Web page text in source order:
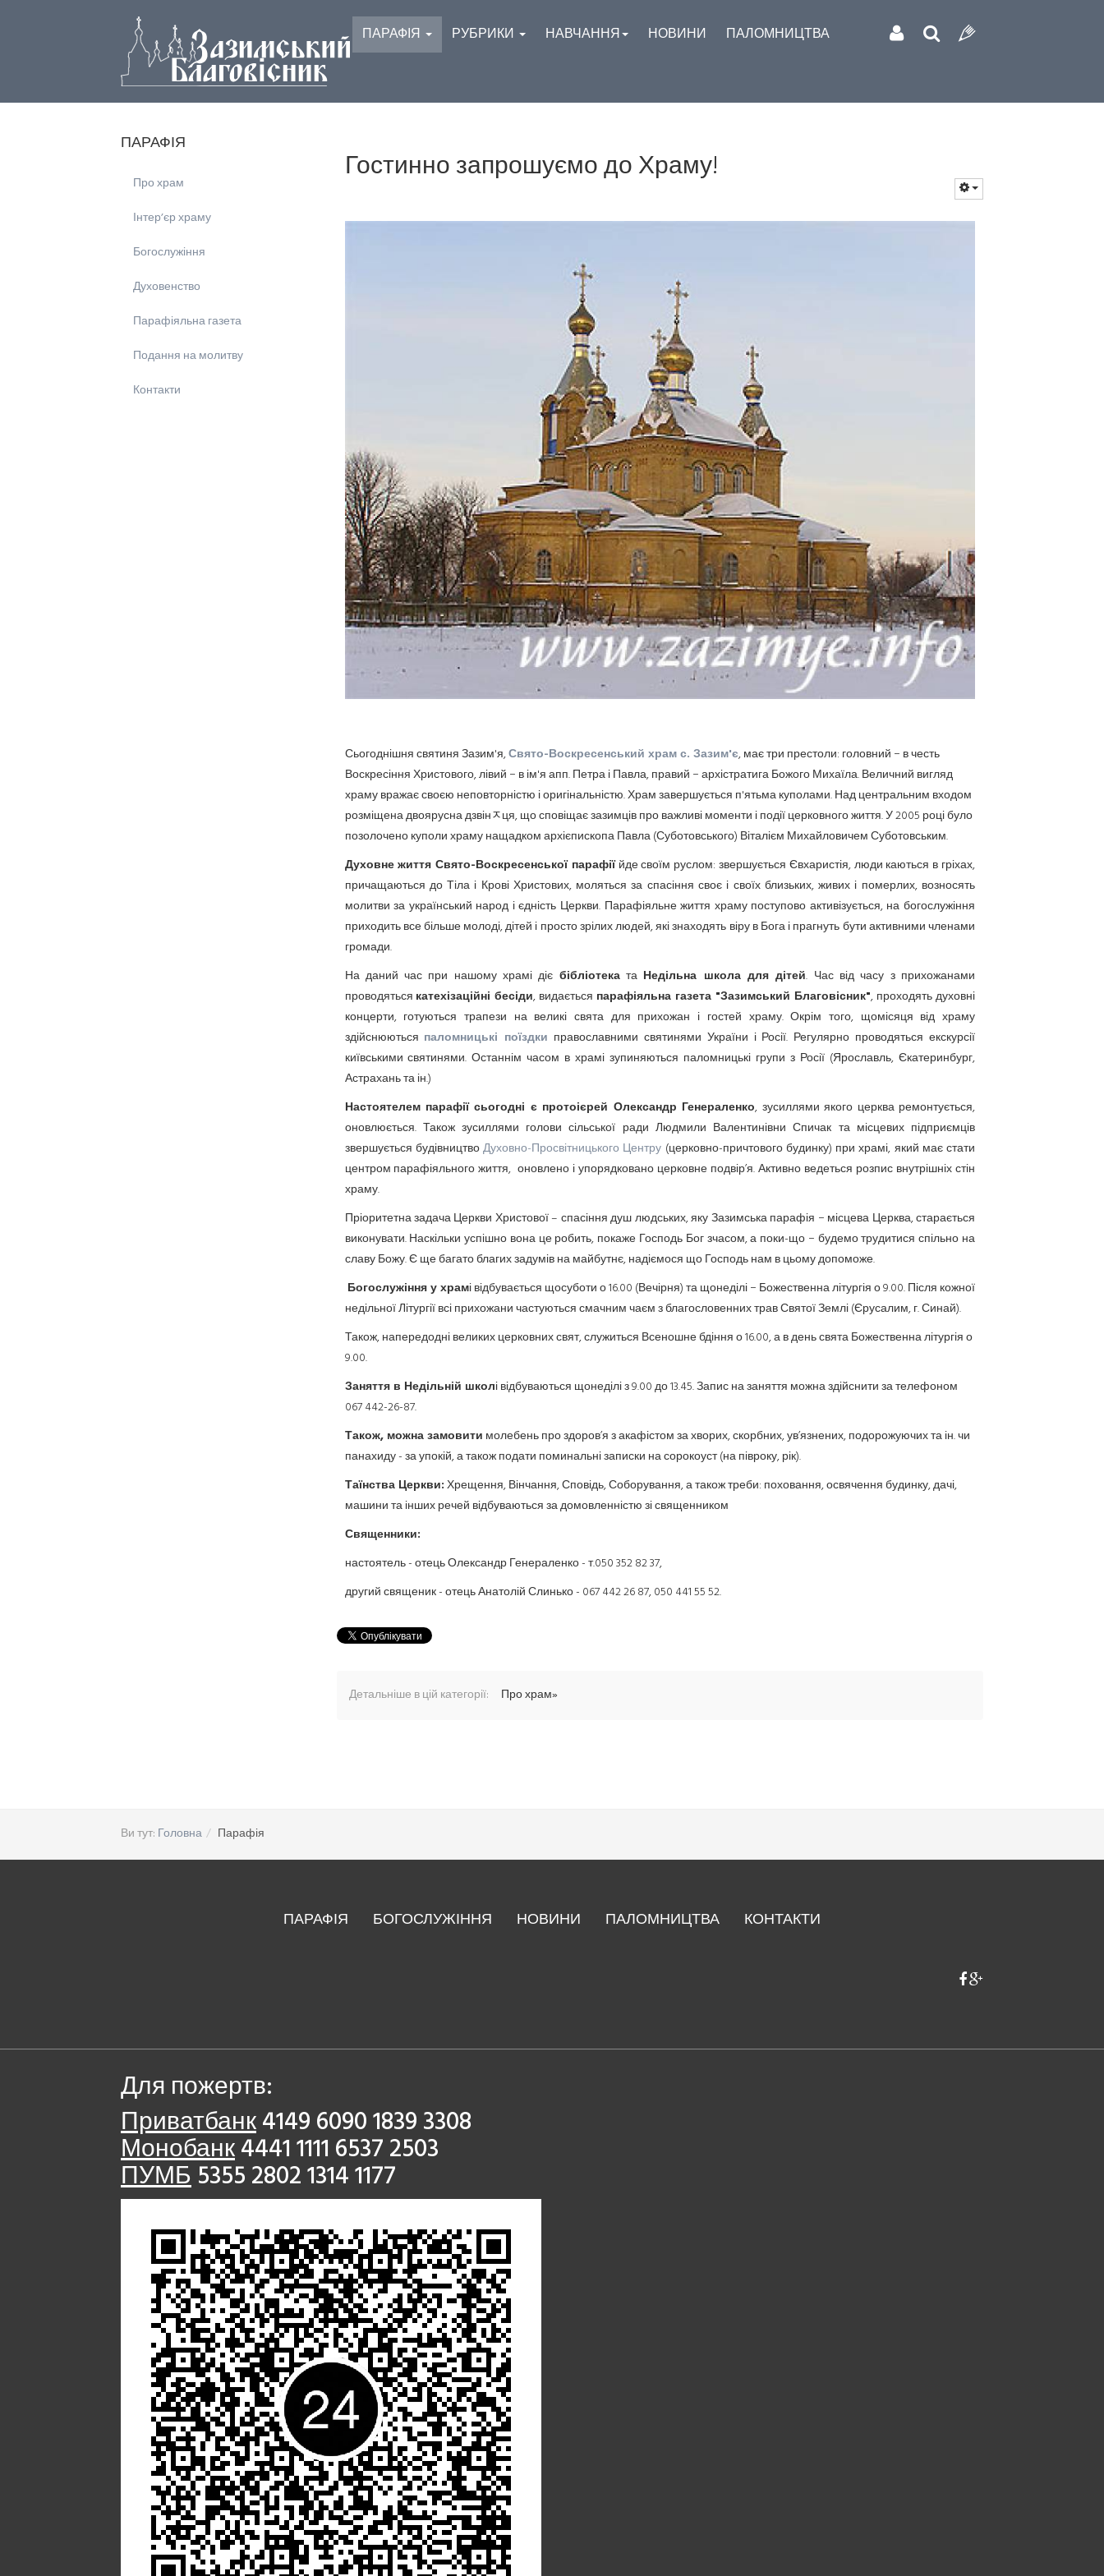
ПАРАФІЯ РУБРИКИ НАВЧАННЯ НОВИНИ ПАЛОМНИЦТВА
Гостинно запрошуємо до Храму!
Сьогоднішня святиня Зазим'я,Свято-Воскресенський храм с. Зазим'є, має три престоли: головний − в честь
Воскресіння Христового, лівий − в ім'я апп. Петра і Павла, правий − архістратига Божого Михаїла. Величний вигляд
храму вражає своєю неповторністю і оригінальністю. Храм завершується п'ятьма куполами. Над центральним входом
розміщена двоярусна дзвінﾸця, що сповіщає зазимців про важливі моменти і події церковного життя. У 2005 році було
позолочено куполи храму нащадком архієпископа Павла (Суботовського) Віталієм Михайловичем Суботовським.
Духовне життя Свято-Воскресенської парафіїйде своїм руслом: звершується Євхаристія, люди каються в гріхах,
причащаються до Тіла і Крові Христових, моляться за спасіння своє і своїх близьких, живих і померлих, возносять
молитви за український народ і єдність Церкви. Парафіяльне життя храму поступово активізується, на богослужіння
приходить все більше молоді, дітей і просто зрілих людей, які знаходять віру в Бога і прагнуть бути активними членами
громади.
На даний час при нашому храмі діє бібліотеката Недільна школа для дітей. Час від часу з прихожанами
проводяться катехізаційні бесіди, видається парафіяльна газета "Зазимський Благовісник", проходять духовні
концерти, готуються трапези на великі свята для прихожан і гостей храму. Окрім того, щомісяця від храму
здійснюються паломницькі поїздки православними святинями України і Росії. Регулярно проводяться екскурсії
київськими святинями. Останнім часом в храмі зупиняються паломницькі групи з Росії (Ярославль, Єкатеринбург,
Астрахань та ін.)
Настоятелем парафії сьогодні є протоієрей Олександр Генераленко, зусиллями якого церква ремонтується,
оновлюється. Також зусиллями голови сільської ради Людмили Валентинівни Спичак та місцевих підприємців
звершується будівництвоДуховно-Просвітницького Центру (церковно-причтового будинку) при храмі, який має стати
центром парафіяльного життя, оновлено і упорядковано церковне подвір’я. Активно ведеться розпис внутрішніх стін
храму.
Пріоритетна задача Церкви Христової – спасіння душ людських, яку Зазимська парафія − місцева Церква, старається
виконувати. Наскільки успішно вона це робить, покаже Господь Бог зчасом, а поки-що − будемо трудитися спільно на
славу Божу. Є ще багато благих задумів на майбутнє, надіємося що Господь нам в цьому допоможе.
Богослужіння у храмі відбувається щосуботи о 16.00 (Вечірня) та щонеділі − Божественна літургія о 9.00. Після кожної
недільної Літургії всі прихожани частуються смачним чаєм з благословенних трав Святої Землі (Єрусалим, г. Синай).
Також, напередодні великих церковних свят, служиться Всеношне бдіння о 16.00, а в день свята Божественна літургія о
9.00.
Заняття в Недільній школі відбуваються щонеділі з 9.00 до 13.45. Запис на заняття можна здійснити за телефоном
067 442-26-87.
Також, можна замовити молебень про здоров’я з акафістом за хворих, скорбних, ув’язнених, подорожуючих та ін. чи
панахиду - за упокій, а також подати поминальні записки на сорокоуст (на півроку, рік).
Таїнства Церкви:Хрещення, Вінчання, Сповідь, Соборування, а також треби: поховання, освячення будинку, дачі,
машини та інших речей відбуваються за домовленністю зі священником
Священники:
настоятель - отець Олександр Генераленко - т.050 352 82 37,
другий священик - отець Анатолій Слинько - 067 442 26 87, 050 441 55 52.
Детальніше в цій категорії: Про храм»
ПАРАФІЯ
Про храм
Інтерʼєр храму
Богослужіння
Духовенство
Парафіяльна газета
Подання на молитву
Контакти
Ви тут: Головна Парафія
ПАРАФІЯ БОГОСЛУЖІННЯ НОВИНИ ПАЛОМНИЦТВА КОНТАКТИ
Для пожертв:
Приватбанк4149 6090 1839 3308
Монобанк4441 1111 6537 2503
ПУМБ5355 2802 1314 1177